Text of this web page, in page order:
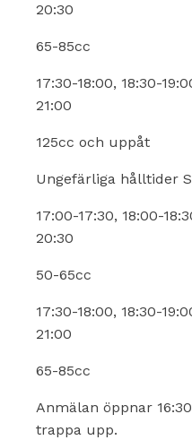
20:30
65-85cc
17:30-18:00, 18:30-
21:00
125cc och uppåt
Ungefärliga hålltider
17:00-17:30, 18:00-
20:30
50-65cc
17:30-18:00, 18:30-
21:00
65-85cc
Anmälan öppnar
trappa upp.